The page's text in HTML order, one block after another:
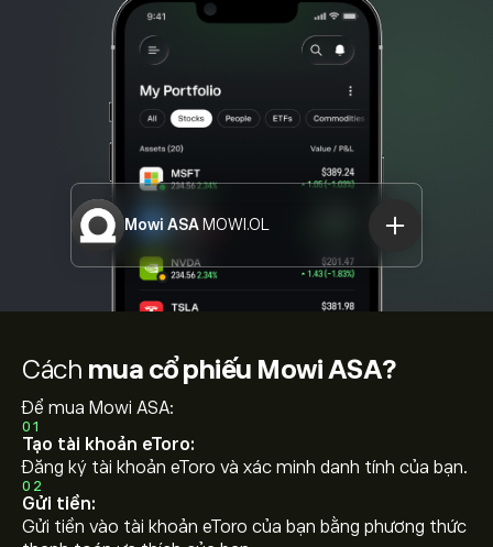
Mowi ASA MOWI.OL
Cách mua cổ phiếu Mowi ASA?
Để mua Mowi ASA:
01
Tạo tài khoản eToro:
Đăng ký tài khoản eToro và xác minh danh tính của bạn.
02
Gửi tiền:
Gửi tiền vào tài khoản eToro của bạn bằng phương thức